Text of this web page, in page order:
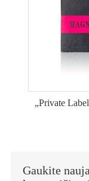
„Private
Gaukite